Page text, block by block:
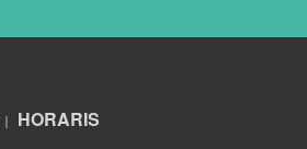
HORARIS